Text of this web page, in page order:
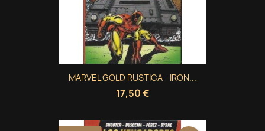
MARVEL GOLD RUSTICA - IRON...
17,50 €